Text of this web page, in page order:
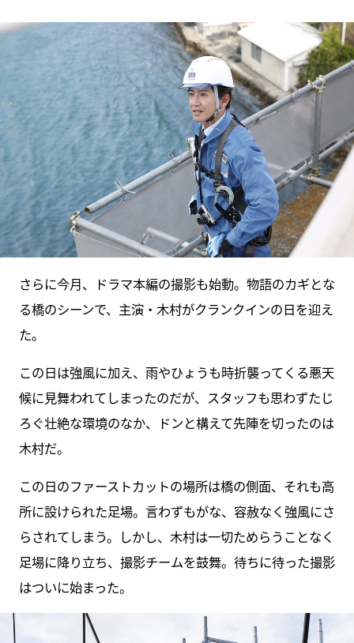
さらに今月、ドラマ本編の撮影も始動。物語のカギとな
る橋のシーンで、主演・木村がクランクインの日を迎え
た。
この日は強風に加え、雨やひょうも時折襲ってくる悪天
候に見舞われてしまったのだが、スタッフも思わずたじ
ろぐ壮絶な環境のなか、ドンと構えて先陣を切ったのは
木村だ。
この日のファーストカットの場所は橋の側面、それも高
所に設けられた足場。言わずもがな、容赦なく強風にさ
らされてしまう。しかし、木村は一切ためらうことなく
足場に降り立ち、撮影チームを鼓舞。待ちに待った撮影
はついに始まった。